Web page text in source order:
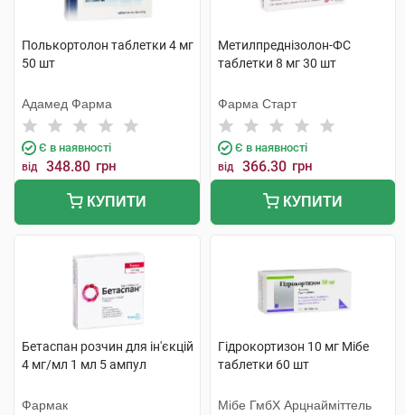
Полькортолон таблетки 4 мг
50 шт
Адамед Фарма
Є в наявності
від 348.80 грн
КУПИТИ
Метилпреднізолон-ФС
таблетки 8 мг 30 шт
Фарма Старт
Є в наявності
від 366.30 грн
КУПИТИ
Бетаспан розчин для ін'єкцій
4 мг/мл 1 мл 5 ампул
Фармак
Гідрокортизон 10 мг Мібе
таблетки 60 шт
Мібе ГмбХ Арцнайміттель